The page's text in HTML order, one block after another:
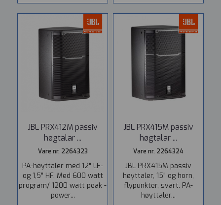
JBL PRX412M passiv
høgtalar ...
Vare nr. 2264323
PA-høyttaler med 12" LF-
og 1,5" HF. Med 600 watt
program/ 1200 watt peak -
power...
JBL PRX415M passiv
høgtalar ...
Vare nr. 2264324
JBL PRX415M passiv
høyttaler, 15" og horn,
flypunkter, svart. PA-
høyttaler...